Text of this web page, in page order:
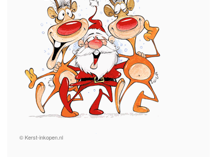
© Kerst-inkopen.nl